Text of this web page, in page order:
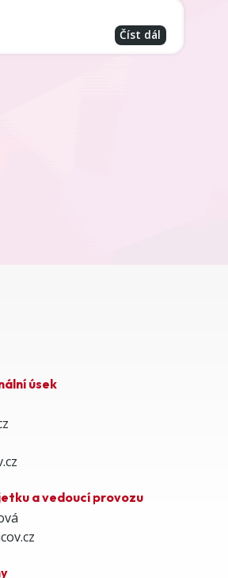
Číst dál
úsek
a vedoucí provozu